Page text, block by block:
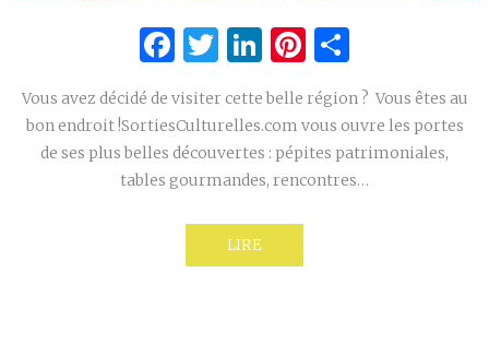
Facebook
Twitter
LinkedIn
Pinterest
Vous avez décidé de visiter cette belle région ? Vous êtes au
bon endroit !SortiesCulturelles.com vous ouvre les portes
de ses plus belles découvertes : pépites patrimoniales,
tables gourmandes, rencontres…
LIRE